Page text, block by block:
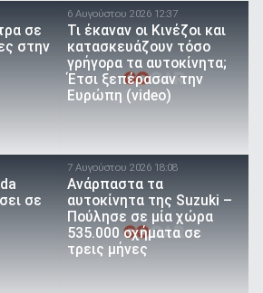
σε
στην
6 Αυγούστου 2026 12:37
Τι έκαναν οι Κινέζοι και
κατασκευάζουν τόσο
γρήγορα τα αυτοκίνητα;
Έτσι ξεπέρασαν την
Ευρώπη (video)
σε
7 Αυγούστου 2026 18:08
Ανάρπαστα τα
αυτοκίνητα της Suzuki –
Πούλησε σε μία χώρα
535.000 οχήματα σε
τρεις μήνες